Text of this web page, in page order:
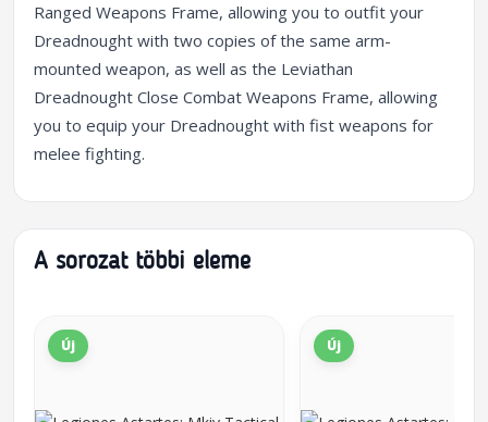
Ranged Weapons Frame, allowing you to outfit your
Dreadnought with two copies of the same arm-
mounted weapon, as well as the Leviathan
Dreadnought Close Combat Weapons Frame, allowing
you to equip your Dreadnought with fist weapons for
melee fighting.
A sorozat többi eleme
Új Új